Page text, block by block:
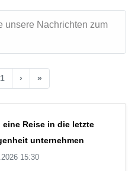
unsere Nachrichten zum
1 › »
eine Reise in die letzte
unternehmen
15:30